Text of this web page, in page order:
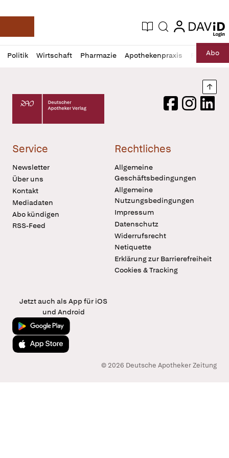
Deutsche Apotheker Zeitung
Aktuelle Ausgabe
Suche login
login
Politik Wirtschaft Pharmazie Apothekenpraxis RechtAbo
Profil
öffnen
Daz
Pur
Deutscher Apotheker Verlag Logo
FacebookInstagram
Service
Newsletter
Über uns
Kontakt
Mediadaten
Abo kündigen
RSS-Feed
Rechtliches
Allgemeine
Geschäftsbedingungen
Allgemeine
Nutzungsbedingungen
Impressum
Datenschutz
Widerrufsrecht
Netiquette
Erklärung zur Barrierefreiheit
Cookies & Tracking
Jetzt auch als App für iOS
und Android
Jetzt bei Google Play
Laden im App Store
© 2026 Deutsche Apotheker Zeitung